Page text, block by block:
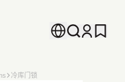
冷库门锁